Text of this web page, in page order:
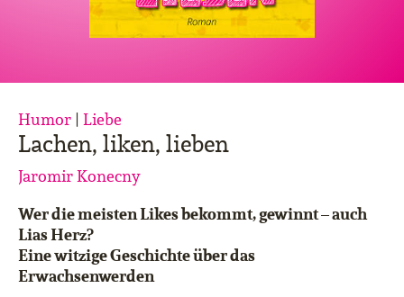
Lachen, liken, lieben
Jaromir Konecny
Humor | Liebe
Wer die meisten Likes bekommt, gewinnt – auch
Lias Herz?
Eine witzige Geschichte über das
Erwachsenwerden